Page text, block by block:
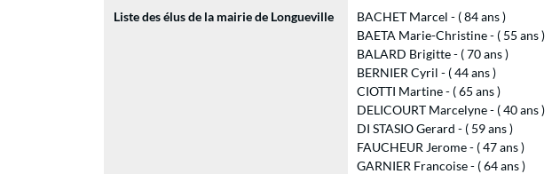
Liste des élus de la mairie de Longueville
BACHET Marcel - ( 84 ans )
BAETA Marie-Christine - ( 55 ans )
BALARD Brigitte - ( 70 ans )
BERNIER Cyril - ( 44 ans )
CIOTTI Martine - ( 65 ans )
DELICOURT Marcelyne - ( 40 ans )
DI STASIO Gerard - ( 59 ans )
FAUCHEUR Jerome - ( 47 ans )
GARNIER Francoise - ( 64 ans )